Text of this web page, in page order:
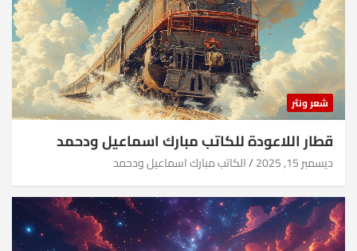
شعر ونثر
قطار اللاعودة للكاتب مبارك اسماعيل ودحمد
ديسمبر 15, 2025 الكاتب مبارك اسماعيل ودحمد